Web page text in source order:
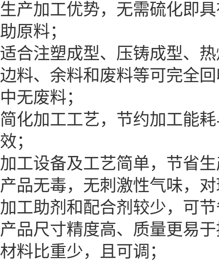
生产加工优势，无需硫化即
助原料；
适合注塑成型、压铸成型、
边料、余料和废料等可完全
中无废料；
简化加工工艺，节约加工能
效；
加工设备及工艺简单，节省
产品无毒，无刺激性气味，
加工助剂和配合剂较少，可
产品尺寸精度高、质量更易
材料比重少，且可调；